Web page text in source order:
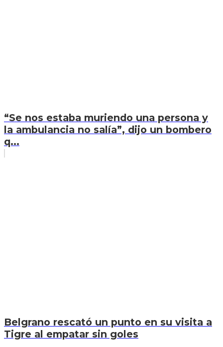
“Se nos estaba muriendo una persona y
la ambulancia no salía”, dijo un bombero
q...
Belgrano rescató un punto en su visita a
Tigre al empatar sin goles